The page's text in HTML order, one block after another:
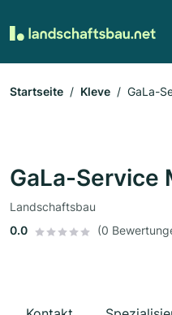
Startseite Kleve GaLa-
GaLa-Service
Landschaftsbau
0.0
(0